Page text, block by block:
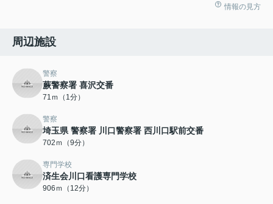
情報の見方
周辺施設
警察
蕨警察署 喜沢交番
71ｍ（1分）
警察
埼玉県 警察署 川口警察署 西川口駅前交番
702ｍ（9分）
専門学校
済生会川口看護専門学校
906ｍ（12分）